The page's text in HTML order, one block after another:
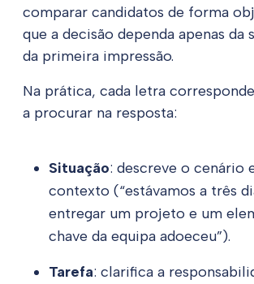
comparar candidatos de forma
que a decisão dependa apenas da
da primeira impressão.
Na prática, cada letra
a procurar na resposta:
Situação: descreve o cenário
contexto (“estávamos a três
entregar um projeto e um
chave da equipa adoeceu”).
Tarefa: clarifica a